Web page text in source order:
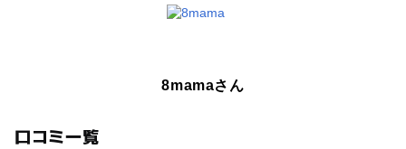
8mamaさん
口コミ一覧